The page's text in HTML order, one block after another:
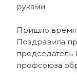
руками.
Пришло время
Поздравила
профсоюза